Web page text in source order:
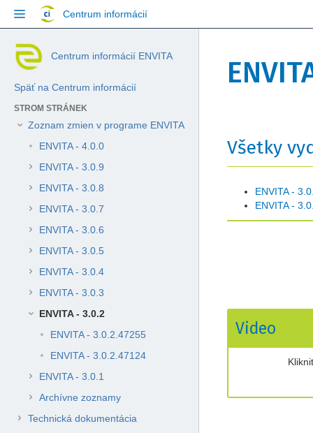
Skip
Přejít
Centrum informácií
Centrum informácií ENVITA
Späť na Centrum informácií
STROM STRÁNEK
Zoznam zmien v programe ENVITA
ENVITA - 4.0.0
ENVITA - 3.0.9
ENVITA - 3.0.8
ENVITA - 3.0.7
ENVITA - 3.0.6
ENVITA - 3.0.5
ENVITA - 3.0.4
ENVITA - 3.0.3
ENVITA - 3.0.2
ENVITA - 3.0.2.47255
ENVITA - 3.0.2.47124
ENVITA - 3.0.1
Archívne zoznamy
Technická dokumentácia
konec
banneru
začátek
banneru
na
konec
metadat
na
začátek
metadat
Všetky
ENVITA -
ENVITA -
Video